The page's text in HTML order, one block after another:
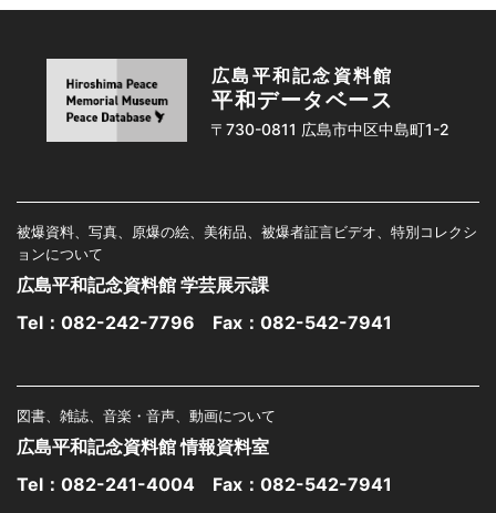
広島平和記念資料館
平和データベース
〒730-0811 広島市中区中島町1-2
被爆資料、写真、原爆の絵、美術品、被爆者証言ビデオ、特別コレクシ
ョンについて
広島平和記念資料館 学芸展示課
Tel： 082-242-7796 Fax：082-542-7941
図書、雑誌、音楽・音声、動画について
広島平和記念資料館 情報資料室
Tel： 082-241-4004 Fax：082-542-7941